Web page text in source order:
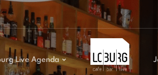
Live Agenda